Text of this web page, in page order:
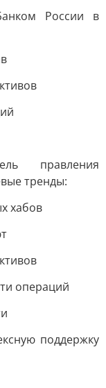
России в
правления
тренды:
хабов
операций
поддержку